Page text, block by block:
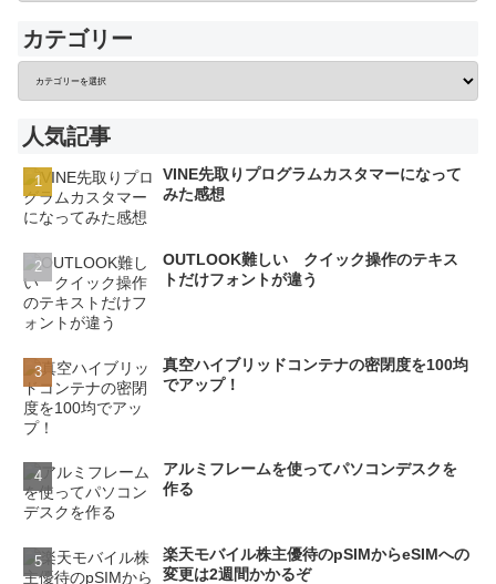
カテゴリー
人気記事
VINE先取りプログラムカスタマーになって
みた感想
OUTLOOK難しい クイック操作のテキス
トだけフォントが違う
真空ハイブリッドコンテナの密閉度を100均
でアップ！
アルミフレームを使ってパソコンデスクを
作る
楽天モバイル株主優待のpSIMからeSIMへの
変更は2週間かかるぞ